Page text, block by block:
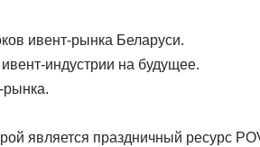
ивент-рынка Беларуси.
индустрии на будущее.
рынка.
является праздничный ресурс